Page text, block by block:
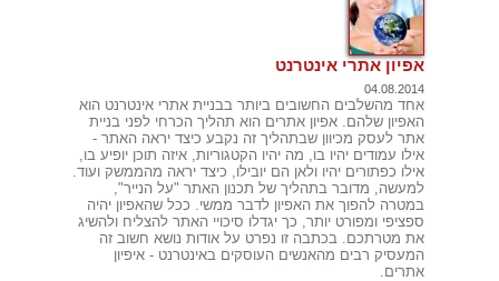
אפיון אתרי אינטרנט
04.08.2014
אחד מהשלבים החשובים ביותר בבניית אתרי אינטרנט הוא
האפיון שלהם. אפיון אתרים הוא תהליך הכרחי לפני בניית
אתר לעסק מכיוון שבתהליך זה נקבע כיצד יראה האתר -
אילו עמודים יהיו בו, מה יהיו הקטגוריות, איזה תוכן יופיע בו,
אילו כפתורים יהיו ולאן הם יובילו, כיצד יראה מהממשק ועוד.
למעשה, מדובר בתהליך של תכנון האתר "על הנייר",
במטרה להפוך את האפיון לדבר ממשי. ככל שהאפיון יהיה
ספציפי ומפורט יותר, כך יגדלו סיכויי האתר להצליח ולהשיג
את מטרתכם. בכתבה זו נפרט על אודות נושא חשוב זה
המעסיק רבים מהאנשים העוסקים באינטרנט - איפיון
אתרים.